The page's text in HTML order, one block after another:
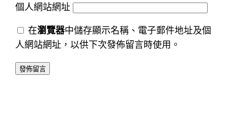
個人網站網址
在瀏覽器中儲存顯示名稱、電子郵件地址及個
人網站網址，以供下次發佈留言時使用。